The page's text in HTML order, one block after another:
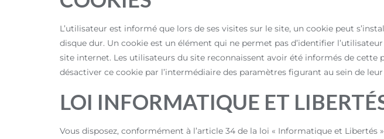
L’utilisateur est informé que lors de ses visites sur le site, un cookie peut
disque dur. Un cookie est un élément qui ne permet pas d’identifier
site internet. Les utilisateurs du site reconnaissent avoir été informés de cette
désactiver ce cookie par l’intermédiaire des paramètres figurant au sein de
LOI INFORMATIQUE ET
Vous disposez, conformément à l’article 34 de la loi « Informatique et